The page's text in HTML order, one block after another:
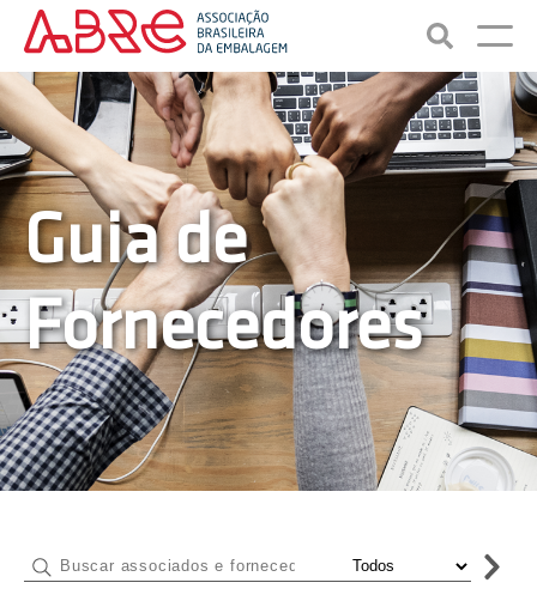
Guia de
Fornecedores